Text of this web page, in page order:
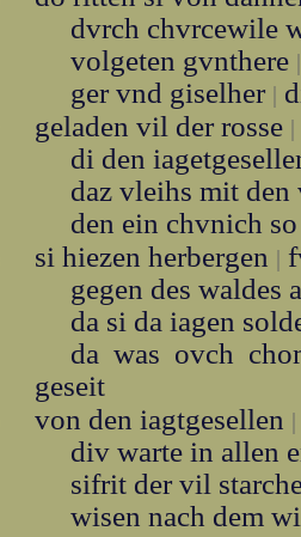
dvrch chvrcewile
volgeten gvnthere |
ger vnd giselher |
geladen vil der rosse |
di den
daz vleihs mit
den ein chvnich
si hiezen herbergen |
gegen des waldes
da si da iagen
da was ovch
geseit
von den iagtgesellen |
div warte in allen
sifrit der vil
wisen nach dem